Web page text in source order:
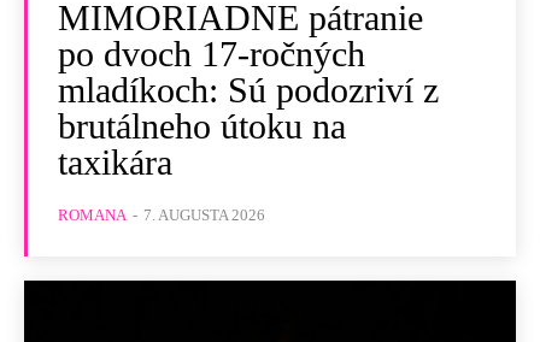
MIMORIADNE pátranie
po dvoch 17-ročných
mladíkoch: Sú podozriví z
brutálneho útoku na
taxikára
ROMANA - 7. AUGUSTA 2026